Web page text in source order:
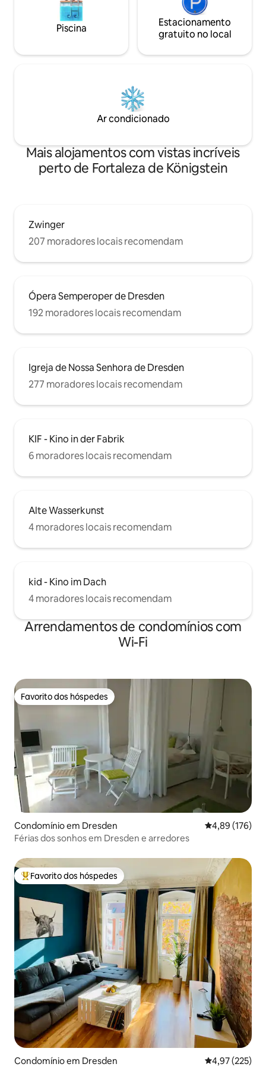
Piscina
Estacionamento
gratuito no local
Ar condicionado
Mais alojamentos com vistas incríveis
perto de Fortaleza de Königstein
Zwinger
207 moradores locais recomendam
Ópera Semperoper de Dresden
192 moradores locais recomendam
Igreja de Nossa Senhora de Dresden
277 moradores locais recomendam
KIF - Kino in der Fabrik
6 moradores locais recomendam
Alte Wasserkunst
4 moradores locais recomendam
kid - Kino im Dach
4 moradores locais recomendam
Arrendamentos de condomínios com
Wi-Fi
Favorito dos hóspedes
Favorito dos hóspedes
Condomínio em Dresden Classificação
4,89 (176)
Férias dos sonhos em Dresden e arredores
Favoritos dos hóspedes mais apreciados
Favorito dos hóspedes
Condomínio em Dresden Classificação
4,97 (225)